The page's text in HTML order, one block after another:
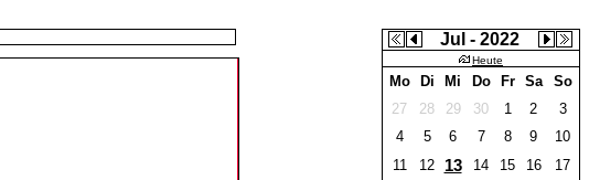
Jul - 2022
Heute
Mo Di Mi Do Fr Sa
So
27
28 29 30 1 2
3
4
5 6 7 8 9
10
11
12 13 14 15 16
17